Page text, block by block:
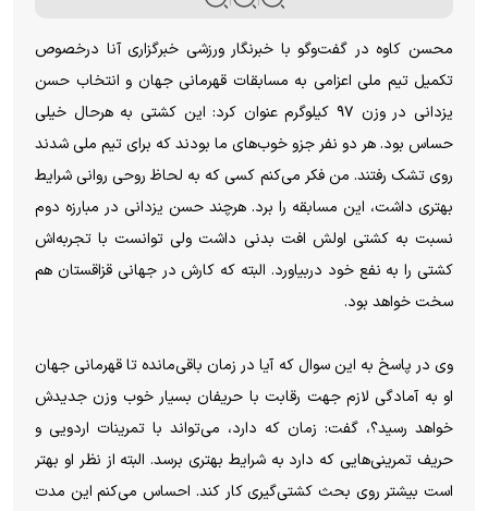
محسن کاوه در گفت‌و‌گو با خبرنگار ورزشی خبرگزاری آنا درخصوص
تکمیل تیم ملی اعزامی به مسابقات قهرمانی جهان و انتخاب حسن
یزدانی در وزن ۹۷ کیلوگرم عنوان کرد: این کشتی به هرحال خیلی
حساس بود. هر دو نفر جزو خوب‌های ما بودند که برای تیم ملی شدند
روی تشک رفتند. من فکر می‌کنم کسی که به لحاظ روحی روانی شرایط
بهتری داشت، این مسابقه را برد. هرچند حسن یزدانی در مبارزه دوم
نسبت به کشتی اولش افت بدنی داشت ولی توانست با تجربه‌اش
کشتی را به نفع خود دربیاورد. البته که کارش در جهانی قزاقستان هم
سخت خواهد بود.
وی در پاسخ به این سوال که آیا در زمان باقی‌مانده تا قهرمانی جهان
او به آمادگی لازم جهت رقابت با حریفان بسیار خوب وزن جدیدش
خواهد رسید؟، گفت: زمان که دارد، می‌تواند با تمرینات اردویی و
حریف تمرینی‌هایی که دارد به شرایط بهتری برسد. البته از نظر او بهتر
است بیشتر روی بحث کشتی‌گیری کار کند. احساس می‌کنم این مدت